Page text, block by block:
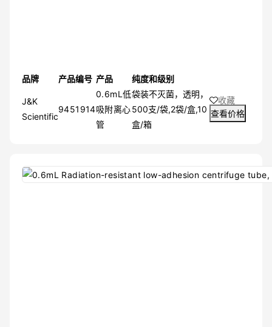
品牌 产品编号 产品 纯度和级别
J&K
Scientific
9451914
0.6mL低
吸附离心
管
袋装不灭菌，透明，
500支/袋,2袋/盒,10
盒/箱
收藏
查看价格